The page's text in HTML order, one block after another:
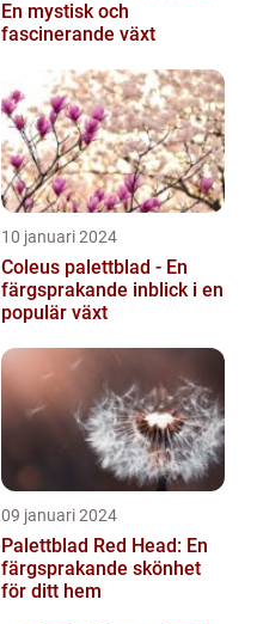
En mystisk och
fascinerande växt
10 januari 2024
Coleus palettblad - En
färgsprakande inblick i en
populär växt
09 januari 2024
Palettblad Red Head: En
färgsprakande skönhet
för ditt hem